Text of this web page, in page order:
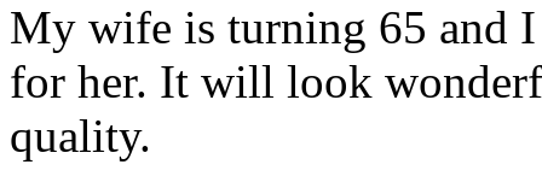
My wife is turning 65 and I
for her. It will look
quality.